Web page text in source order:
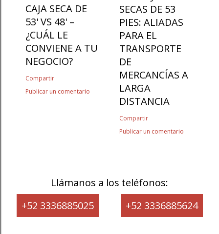
CAJA SECA DE
53' VS 48' –
¿CUÁL LE
CONVIENE A TU
NEGOCIO?
Compartir
Publicar un comentario
SECAS DE 53
PIES: ALIADAS
PARA EL
TRANSPORTE
DE
MERCANCÍAS A
LARGA
DISTANCIA
Compartir
Publicar un comentario
Llámanos a los teléfonos:
+52 3336885025
+52 3336885624